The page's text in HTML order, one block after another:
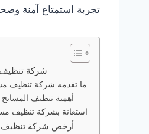
تجربة استمتاع آمنة
شركة تنظيف
ما تقدمه شركة تنظيف مسابح
أهمية تنظيف المسابح بشكل
استعانة بشركة تنظيف مسابح
أرخص شركة تنظيف مسابح